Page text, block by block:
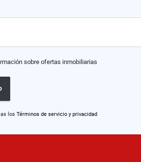
sobre ofertas inmobiliarias
los Términos de servicio y privacidad